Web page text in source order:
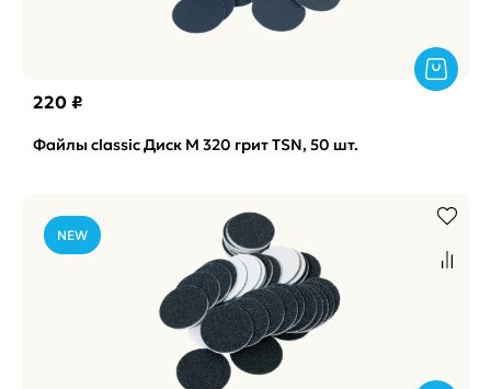
220 ₽
Файлы classic Диск M 320 грит TSN, 50 шт.
NEW